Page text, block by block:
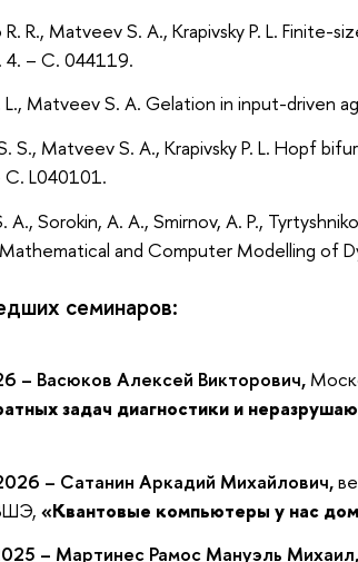
R., Matveev S. A., Krapivsky P. L.
– С. 044119.
L., Matveev S. A. Gelation in input-
S., Matveev S. A., Krapivsky P. L. Hopf
L040101.
A., Sorokin, A. A., Smirnov, A. P.,
and Computer Modelling of
семинаров:
– Васюков Алексей Викторович,
задач диагностики и
– Сатанин Аркадий Михайлович,
«Квантовые компьютеры у нас
– Мартинес Рамос Мануэль Михаил,